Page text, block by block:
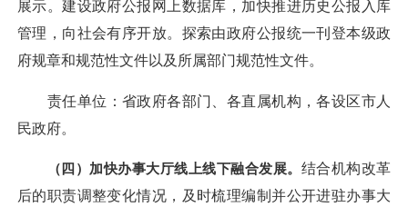
展示。建设政府公报网上数据库，加快推进历史公报入库
管理，向社会有序开放。探索由政府公报统一刊登本级政
府规章和规范性文件以及所属部门规范性文件。
责任单位：省政府各部门、各直属机构，各设区市人
民政府。
（四）加快办事大厅线上线下融合发展。 结合机构改革
后的职责调整变化情况，及时梳理编制并公开进驻办事大